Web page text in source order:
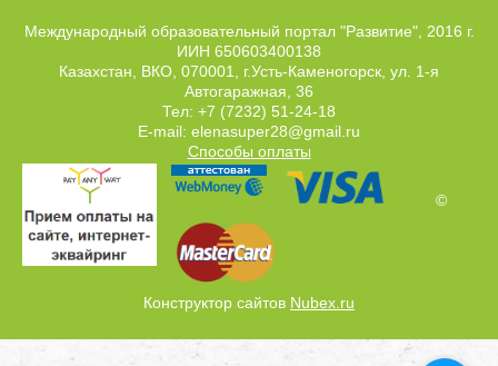
Международный образовательный портал "Развитие", 2016 г.
ИИН 650603400138
Казахстан, ВКО, 070001, г.Усть-Каменогорск, ул. 1-я
Автогаражная, 36
Тел: +7 (7232) 51-24-18
E-mail: elenasuper28@gmail.ru
Способы оплаты
©
Конструктор сайтов Nubex.ru